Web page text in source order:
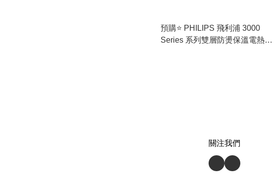
預購⭐️ PHILIPS 飛利浦 3000
Series 系列雙層防燙保溫電熱水
關注我們